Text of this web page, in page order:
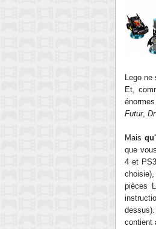
Lego ne
Et,
Futur,
Mais
que
4 et
choisie),
pièces
dessus).
contient